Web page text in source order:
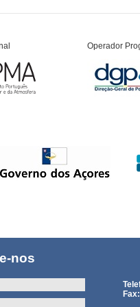
Operador
nos